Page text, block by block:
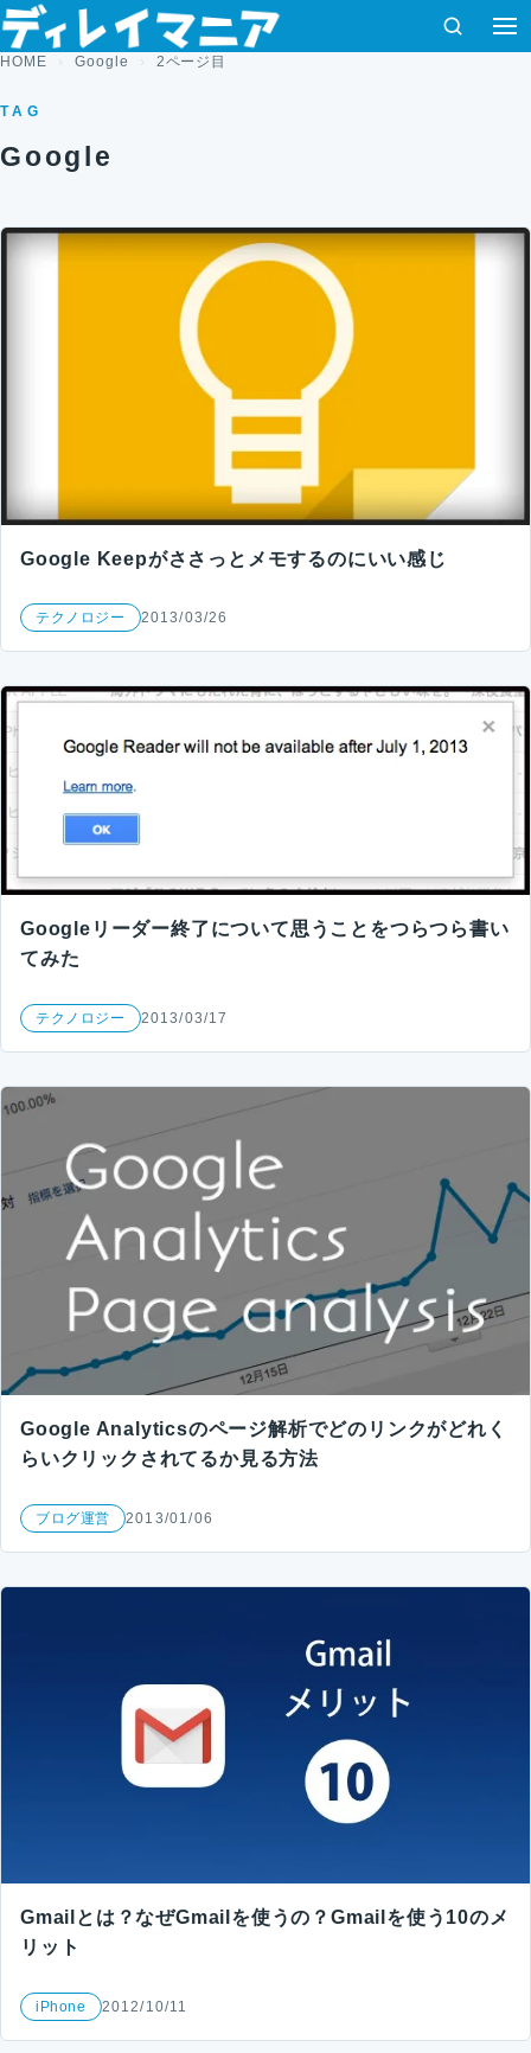
コンテンツへスキップ
検索
HOME Google 2ページ目
TAG
Google
Google Keepがささっとメモするのにいい感じ
テクノロジー 2013/03/26
Googleリーダー終了について思うことをつらつら書い
てみた
テクノロジー 2013/03/17
Google Analyticsのページ解析でどのリンクがどれく
らいクリックされてるか見る方法
ブログ運営 2013/01/06
Gmailとは？なぜGmailを使うの？Gmailを使う10のメ
リット
iPhone 2012/10/11